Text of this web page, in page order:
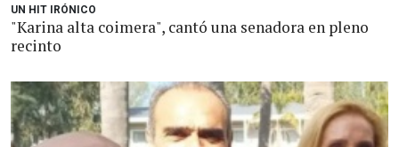
UN HIT IRÓNICO
"Karina alta coimera", cantó una senadora en pleno
recinto